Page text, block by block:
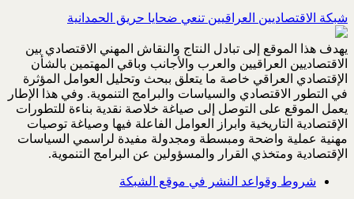
شبكة الاقتصاديين العراقيين تنعي ضحايا حريق الحمدانية
يهدف هذا الموقع إلى تبادل النتاج والنقاش المهني الاقتصادي بين
الاقتصاديين العراقيين والعرب والأجانب وباقي المهتمين بالشأن
الإقتصادي العراقي خاصة ما يتعلق ببحث وتحليل العوامل المؤثرة
في التطور الاقتصادي والسياسات والبرامج التنموية. وفي هذا الإطار
يعمل الموقع على التوصل إلى صياغة خلاصة نقدية بناءة للتطورات
الإقتصادية التاريخية وابراز العوامل الفاعلة فيها وصياغة توصيات
مهنية عملية واضحة ومبسطة ومجدولة مفيدة لراسمي السياسات
الإقتصادية ومتخذي القرار والمسؤولين عن البرامج التنموية.
شروط وقواعد النشر في موقع الشبكة